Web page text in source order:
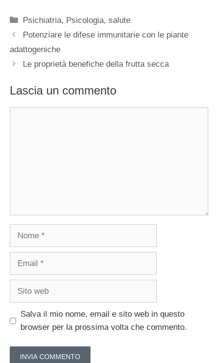
Categorie
Psichiatria, Psicologia,salute
Potenziare le difese immunitarie con le piante
adattogeniche
Le proprietà benefiche della frutta secca
Lascia un commento
Nome
Email
Sito
Salva il mio nome, email e sito web in questo
browser per la prossima volta che commento.